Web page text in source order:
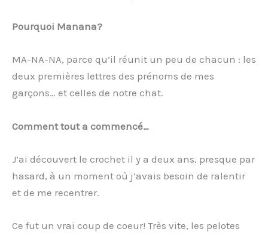
Pourquoi Manana?
MA-NA-NA, parce qu’il réunit un peu de chacun : les
deux premières lettres des prénoms de mes
garçons… et celles de notre chat.
Comment tout a commencé…
J’ai découvert le crochet il y a deux ans, presque par
hasard, à un moment où j’avais besoin de ralentir
et de me recentrer.
Ce fut un vrai coup de coeur! Très vite, les pelotes